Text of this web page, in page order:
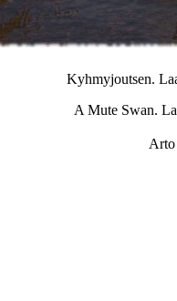
Kyhmyjoutsen.
A Mute Swan.